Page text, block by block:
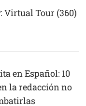
Virtual Tour (360)
en Español: 10
la redacción no